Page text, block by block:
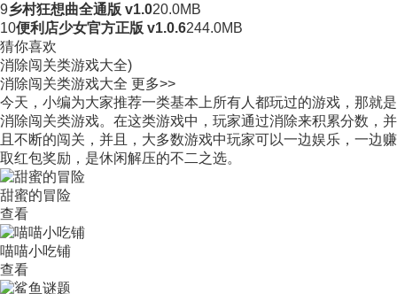
9乡村狂想曲全通版 v1.020.0MB
10便利店少女官方正版 v1.0.6244.0MB
猜你喜欢
消除闯关类游戏大全)
消除闯关类游戏大全 更多>>
今天，小编为大家推荐一类基本上所有人都玩过的游戏，那就是
消除闯关类游戏。在这类游戏中，玩家通过消除来积累分数，并
且不断的闯关，并且，大多数游戏中玩家可以一边娱乐，一边赚
取红包奖励，是休闲解压的不二之选。
甜蜜的冒险
查看
喵喵小吃铺
查看